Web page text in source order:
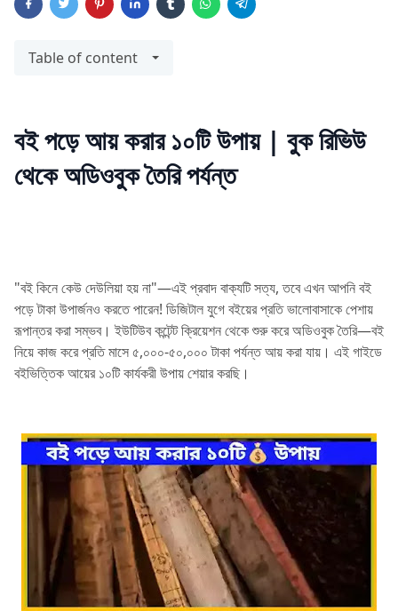
Table of content
বই পড়ে আয় করার ১০টি উপায় | বুক রিভিউ
থেকে অডিওবুক তৈরি পর্যন্ত
"বই কিনে কেউ দেউলিয়া হয় না"—এই প্রবাদ বাক্যটি সত্য, তবে এখন আপনি বই
পড়ে টাকা উপার্জনও করতে পারেন! ডিজিটাল যুগে বইয়ের প্রতি ভালোবাসাকে পেশায়
রূপান্তর করা সম্ভব। ইউটিউব কন্টেন্ট ক্রিয়েশন থেকে শুরু করে অডিওবুক তৈরি—বই
নিয়ে কাজ করে প্রতি মাসে ৫,০০০-৫০,০০০ টাকা পর্যন্ত আয় করা যায়। এই গাইডে
বইভিত্তিক আয়ের ১০টি কার্যকরী উপায় শেয়ার করছি।